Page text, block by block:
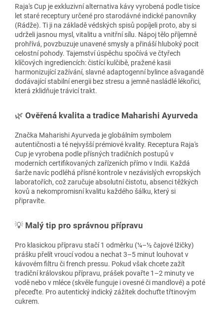
Raja's Cup je exkluzivní alternativa kávy vyrobená podle tisíce
let staré receptury určené pro starodávné indické panovníky
(Rádže). Ti ji na základě védských spisů popíjeli proto, aby si
udrželi jasnou mysl, vitalitu a vnitřní sílu. Nápoj tělo příjemně
prohřívá, povzbuzuje unavené smysly a přináší hluboký pocit
celostní pohody. Tajemství úspěchu spočívá ve čtyřech
klíčových ingrediencích: čistící kulčibě, pražené kasii
harmonizující zažívání, slavné adaptogenní bylince ašvagandě
dodávající stabilní energii bez stresu a jemně nasládlé lékořici,
která zklidňuje trávicí trakt.
🌿 Ověřená kvalita a tradice Maharishi Ayurveda
Značka Maharishi Ayurveda je globálním symbolem
autentičnosti a té nejvyšší prémiové kvality. Receptura Raja's
Cup je vyrobena podle přísných tradičních postupů v
moderních certifikovaných zařízeních přímo v Indii. Každá
šarže navíc podléhá přísné kontrole v nezávislých evropských
laboratořích, což zaručuje absolutní čistotu, absenci těžkých
kovů a nekompromisní kvalitu každého šálku, který si
připravíte.
💡 Malý tip pro správnou přípravu
Pro klasickou přípravu stačí 1 odměrku (¼–½ čajové lžičky)
prášku přelít vroucí vodou a nechat 3–5 minut louhovat v
kávovém filtru či french pressu. Pokud však chcete zažít
tradiční královskou přípravu, prášek povařte 1–2 minuty ve
vodě nebo v mléce (skvěle funguje i ovesné či mandlové) a poté
přeceďte. Pro autentický indický zážitek dochuťte třtinovým
cukrem.